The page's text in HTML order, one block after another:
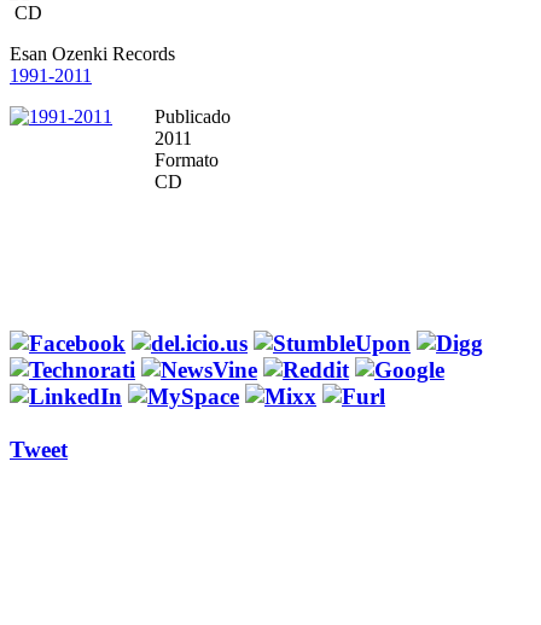
CD
Esan Ozenki Records
1991-2011
Publicado
2011
Formato
CD
Tweet